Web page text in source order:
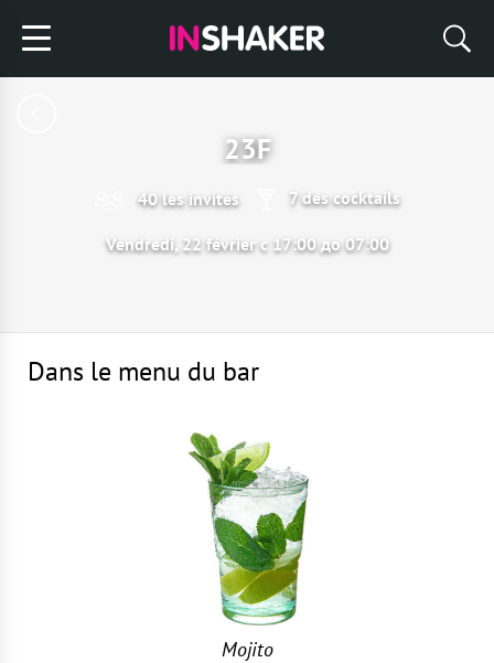
23F
40 les invités 7 des cocktails
Vendredi, 22 février с 17:00 до 07:00
Dans le menu du bar
Mojito